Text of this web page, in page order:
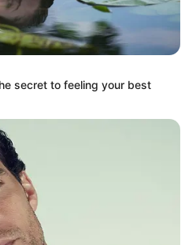
secret to feeling your best